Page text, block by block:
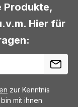
Produkte,
Hier für
zur Kenntnis
mit ihnen